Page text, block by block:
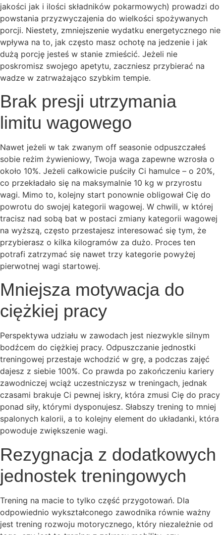
jakości jak i ilości składników pokarmowych) prowadzi do
powstania przyzwyczajenia do wielkości spożywanych
porcji. Niestety, zmniejszenie wydatku energetycznego nie
wpływa na to, jak często masz ochotę na jedzenie i jak
dużą porcję jesteś w stanie zmieścić. Jeżeli nie
poskromisz swojego apetytu, zaczniesz przybierać na
wadze w zatrważająco szybkim tempie.
Brak presji utrzymania
limitu wagowego
Nawet jeżeli w tak zwanym off seasonie odpuszczałeś
sobie reżim żywieniowy, Twoja waga zapewne wzrosła o
około 10%. Jeżeli całkowicie puściły Ci hamulce – o 20%,
co przekładało się na maksymalnie 10 kg w przyrostu
wagi. Mimo to, kolejny start ponownie obligował Cię do
powrotu do swojej kategorii wagowej. W chwili, w której
tracisz nad sobą bat w postaci zmiany kategorii wagowej
na wyższą, często przestajesz interesować się tym, że
przybierasz o kilka kilogramów za dużo. Proces ten
potrafi zatrzymać się nawet trzy kategorie powyżej
pierwotnej wagi startowej.
Mniejsza motywacja do
ciężkiej pracy
Perspektywa udziału w zawodach jest niezwykle silnym
bodźcem do ciężkiej pracy. Odpuszczanie jednostki
treningowej przestaje wchodzić w grę, a podczas zajęć
dajesz z siebie 100%. Co prawda po zakończeniu kariery
zawodniczej wciąż uczestniczysz w treningach, jednak
czasami brakuje Ci pewnej iskry, która zmusi Cię do pracy
ponad siły, którymi dysponujesz. Słabszy trening to mniej
spalonych kalorii, a to kolejny element do układanki, która
powoduje zwiększenie wagi.
Rezygnacja z dodatkowych
jednostek treningowych
Trening na macie to tylko część przygotowań. Dla
odpowiednio wykształconego zawodnika równie ważny
jest trening rozwoju motorycznego, który niezależnie od